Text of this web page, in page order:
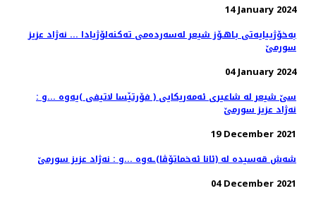
14 January 2024
به‌خۆژییایه‌تی بـاهـۆز شیعر له‌سه‌رده‌می ته‌كنه‌لۆژیادا ... نه‌ژاد عزیز
سورمێ
04 January 2024
سێ شیعر له‌ شاعیری ئه‌مه‌ریكایی ( فۆرتێسا لاتیفی )یه‌وه‌ ...و :
نه‌ژاد عزیز سورمێ
19 December 2021
شه‌ش قه‌سیده‌ له‌ (ئانا ئه‌خماتۆڤا)ـه‌وه‌ ...و : نه‌ژاد عزیز سورمێ
04 December 2021